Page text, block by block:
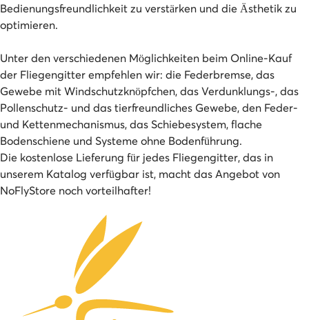
Bedienungsfreundlichkeit zu verstärken und die Ästhetik zu
optimieren.
Unter den verschiedenen Möglichkeiten beim Online-Kauf
der Fliegengitter empfehlen wir: die Federbremse, das
Gewebe mit Windschutzknöpfchen, das Verdunklungs-, das
Pollenschutz- und das tierfreundliches Gewebe, den Feder-
und Kettenmechanismus, das Schiebesystem, flache
Bodenschiene und Systeme ohne Bodenführung.
Die kostenlose Lieferung für jedes Fliegengitter, das in
unserem Katalog verfügbar ist, macht das Angebot von
NoFlyStore noch vorteilhafter!